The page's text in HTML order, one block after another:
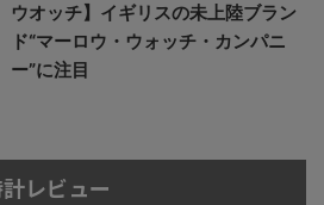
ウオッチ】イギリスの未上陸ブラン
ド“マーロウ・ウォッチ・カンパニ
ー”に注目
レビュー